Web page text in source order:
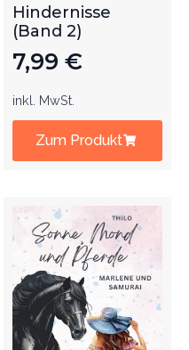
Hindernisse
(Band 2)
7,99 €
inkl. MwSt.
Zum Produkt